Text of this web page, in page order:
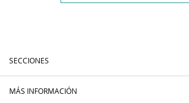
SECCIONES
MÁS INFORMACIÓN